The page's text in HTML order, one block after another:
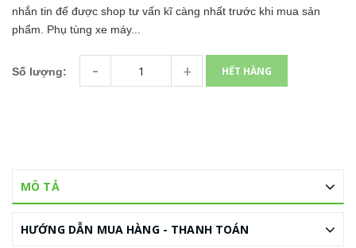
nhắn tin để được shop tư vấn kĩ càng nhất trước khi mua sản
phẩm. Phụ tùng xe máy...
Số lượng: - + HẾT HÀNG
MÔ TẢ
HƯỚNG DẪN MUA HÀNG - THANH TOÁN